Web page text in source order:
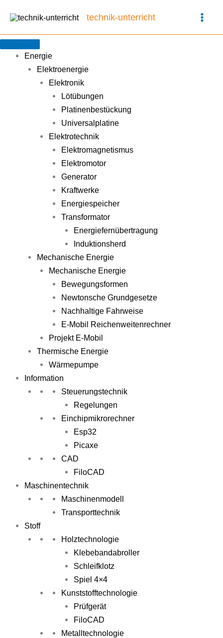
Inhalt
springen
technik-unterricht
Energie
Elektroenergie
Elektronik
Lötübungen
Platinenbestückung
Universalplatine
Elektrotechnik
Elektromagnetismus
Elektromotor
Generator
Kraftwerke
Energiespeicher
Transformator
Energiefernübertragung
Induktionsherd
Mechanische Energie
Mechanische Energie
Bewegungsformen
Newtonsche Grundgesetze
Nachhaltige Fahrweise
E-Mobil Reichenweitenrechner
Projekt E-Mobil
Thermische Energie
Wärmepumpe
Information
Steuerungstechnik
Regelungen
Einchipmikrorechner
Esp32
Picaxe
CAD
FiloCAD
Maschinentechnik
Maschinenmodell
Transporttechnik
Stoff
Holztechnologie
Klebebandabroller
Schleifklotz
Spiel 4×4
Kunststofftechnologie
Prüfgerät
FiloCAD
Metalltechnologie